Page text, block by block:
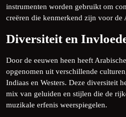
instrumenten worden gebruikt om
creëren die kenmerkend zijn voor de
Diversiteit en
Door de eeuwen heen heeft
opgenomen uit verschillende
Indiaas en Westers. Deze diversiteit
mix van geluiden en stijlen die de
muzikale erfenis weerspiegelen.